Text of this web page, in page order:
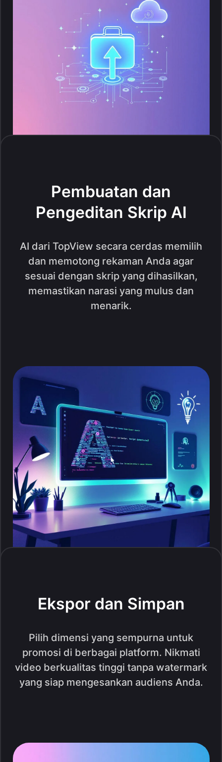
Pembuatan dan
Pengeditan Skrip AI
AI dari TopView secara cerdas memilih
dan memotong rekaman Anda agar
sesuai dengan skrip yang dihasilkan,
memastikan narasi yang mulus dan
menarik.
Ekspor dan Simpan
Pilih dimensi yang sempurna untuk
promosi di berbagai platform. Nikmati
video berkualitas tinggi tanpa watermark
yang siap mengesankan audiens Anda.